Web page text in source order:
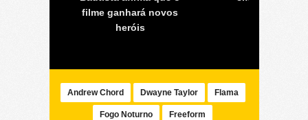
filme ganhará novos
heróis
Andrew Chord Dwayne Taylor Flama
Fogo Noturno Freeform